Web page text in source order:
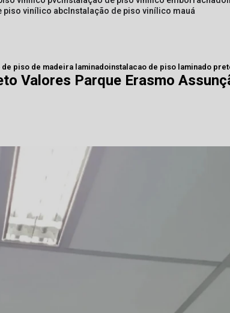
piso vinílico abc instalação de piso vinílico mauá
de piso de madeira laminadoinstalacao de piso laminado
Valores Parque Erasmo